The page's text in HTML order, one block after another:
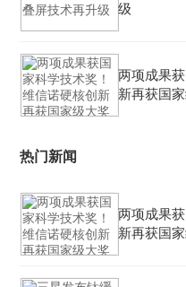
级
两项成果
新再获国
热门新闻
两项成果
新再获国